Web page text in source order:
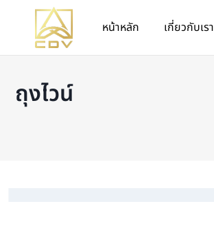
หน้าหลัก เกี่ยวกับเรา
ถุงไวน์